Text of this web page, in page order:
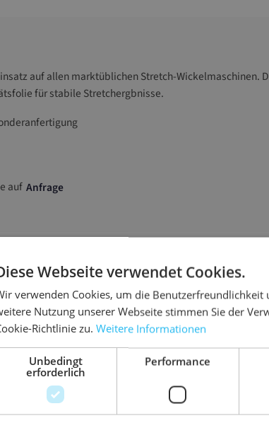
auf allen marktüblichen Stretch-Wickelmaschinen.
für stabile Stretchergbnisse.
auf Anfrage
Zubehör-
Webseite verwendet Cookies.
verwenden Cookies, um die Benutzerfreundlichkeit
Nutzung unserer Webseite stimmen Sie der
Richtlinie zu. Weitere Informationen
Unbedingt
erforderlich
Performance